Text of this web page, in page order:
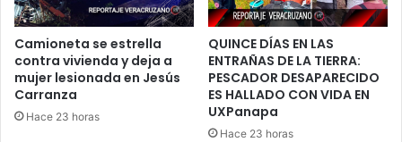
Camioneta se estrella
contra vivienda y deja a
mujer lesionada en Jesús
Carranza
Hace 23 horas
QUINCE DÍAS EN LAS
ENTRAÑAS DE LA TIERRA:
PESCADOR DESAPARECIDO
ES HALLADO CON VIDA EN
UXPanapa
Hace 23 horas